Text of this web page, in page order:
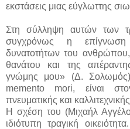
εκστάσεις μιας εύγλωττης
Στη σύλληψη αυτών των
συγχρόνως η
δυνατοτήτων του
θανάτου και της
γνώμης μου» (Δ.
memento mori, είναι
πνευματικής και
Η σχέση του (Μιχαήλ
ιδιότυπη τραγική